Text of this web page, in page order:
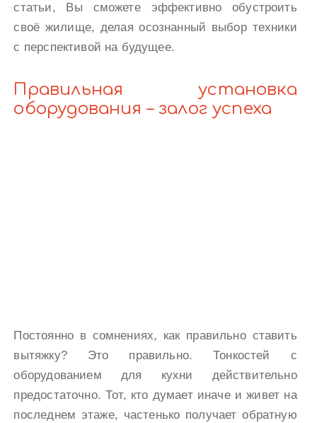
статьи, Вы сможете эффективно обустроить
своё жилище, делая осознанный выбор техники
с перспективой на будущее.
Правильная установка
оборудования – залог успеха
Постоянно в сомнениях, как правильно ставить
вытяжку? Это правильно. Тонкостей с
оборудованием для кухни действительно
предостаточно. Тот, кто думает иначе и живет на
последнем этаже, частенько получает обратную